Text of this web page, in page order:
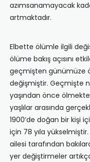
azımsanamayacak
artmaktadır.
Elbette ölümle ilgili
ölüme bakış açısını
geçmişten günümüze
değişmiştir. Geçmişte
yaşın­dan önce
yaşlılar arasında
1900’de doğan bir kişi
için 78 yıla
ailesi tarafından
yer değiştirmeler